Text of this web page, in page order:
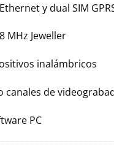
y dual SIM
MHz Jeweller
inalámbricos
canales de
PC